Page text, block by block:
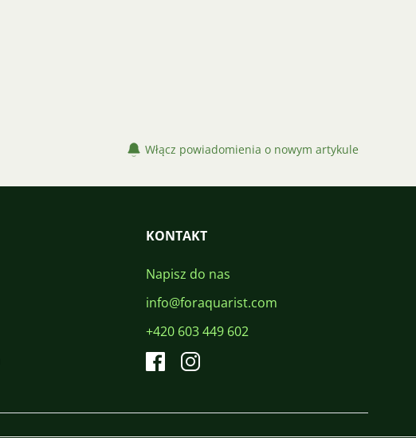
Włącz powiadomienia o nowym artykule
KONTAKT
Napisz do nas
info@foraquarist.com
+420 603 449 602